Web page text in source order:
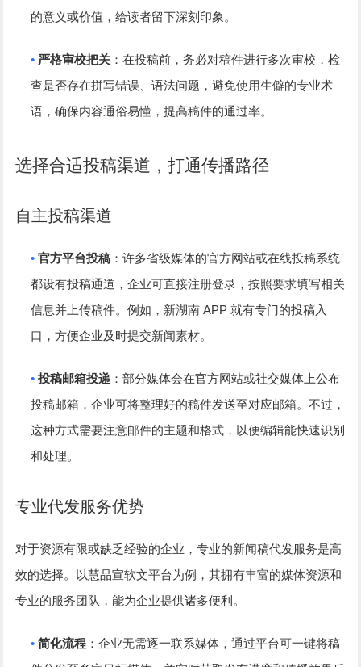
的意义或价值，给读者留下深刻印象。
• 严格审校把关 ：在投稿前，务必对稿件进行多次审校，检
查是否存在拼写错误、语法问题，避免使用生僻的专业术
语，确保内容通俗易懂，提高稿件的通过率。
选择合适投稿渠道，打通传播路径
自主投稿渠道
•官方平台投稿 ：许多省级媒体的官方网站或在线投稿系统
都设有投稿通道，企业可直接注册登录，按照要求填写相关
信息并上传稿件。例如，新湖南 APP就有专门的投稿入
口，方便企业及时提交新闻素材。
•投稿邮箱投递 ：部分媒体会在官方网站或社交媒体上公布
投稿邮箱，企业可将整理好的稿件发送至对应邮箱。不过，
这种方式需要注意邮件的主题和格式，以便编辑能快速识别
和处理。
专业代发服务优势
对于资源有限或缺乏经验的企业，专业的新闻稿代发服务是高
效的选择。以慧品宣软文平台为例，其拥有丰富的媒体资源和
专业的服务团队，能为企业提供诸多便利。
•简化流程 ：企业无需逐一联系媒体，通过平台可一键将稿